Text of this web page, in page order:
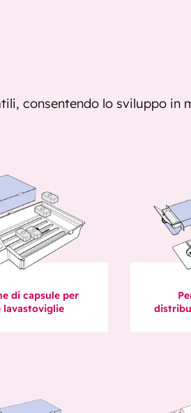
consentendo lo sviluppo in
di capsule per
lavastoviglie